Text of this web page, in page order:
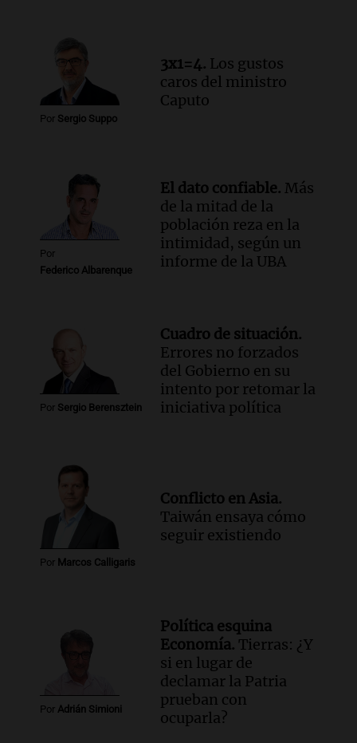
Episodios
Por Sergio Suppo
3x1=4. Los gustos
caros del ministro
Caputo
Por
Federico Albarenque
El dato confiable. Más
de la mitad de la
población reza en la
intimidad, según un
informe de la UBA
Por Sergio Berensztein
Cuadro de situación.
Errores no forzados
del Gobierno en su
intento por retomar la
iniciativa política
Por Marcos Calligaris
Conflicto en Asia.
Taiwán ensaya cómo
seguir existiendo
Por Adrián Simioni
Política esquina
Economía. Tierras: ¿Y
si en lugar de
declamar la Patria
prueban con
ocuparla?